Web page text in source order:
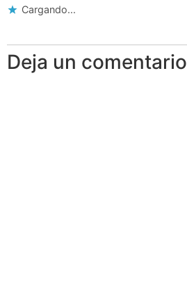
Cargando...
Deja un comentario